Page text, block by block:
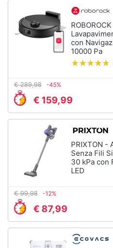
con
10000 Pa
€ 289,98 -45%
€ 159,99
PRIXTON -
Senza Fili
30 kPa con
LED
€ 99,98 -12%
€ 87,99